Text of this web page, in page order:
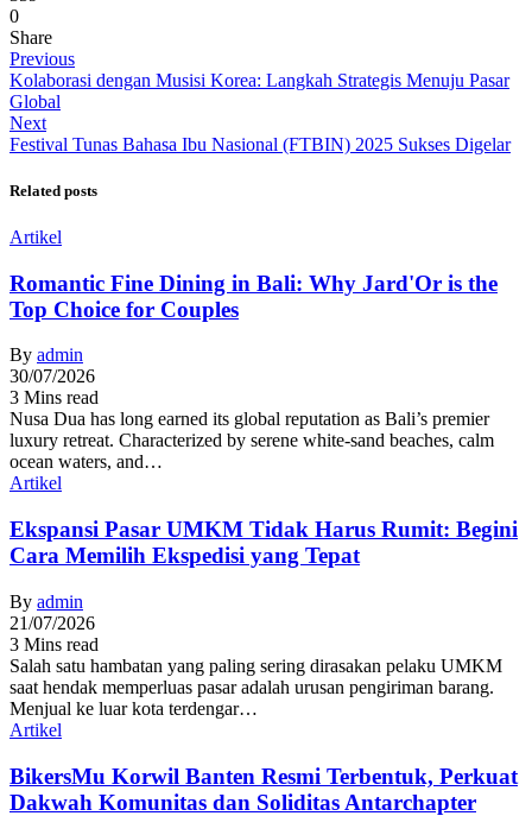
0
Share
Previous
Kolaborasi dengan Musisi Korea: Langkah Strategis Menuju Pasar
Global
Next
Festival Tunas Bahasa Ibu Nasional (FTBIN) 2025 Sukses Digelar
Related posts
Artikel
Romantic Fine Dining in Bali: Why Jard'Or is the
Top Choice for Couples
By admin
30/07/2026
3 Mins read
Nusa Dua has long earned its global reputation as Bali’s premier
luxury retreat. Characterized by serene white-sand beaches, calm
ocean waters, and…
Artikel
Ekspansi Pasar UMKM Tidak Harus Rumit: Begini
Cara Memilih Ekspedisi yang Tepat
By admin
21/07/2026
3 Mins read
Salah satu hambatan yang paling sering dirasakan pelaku UMKM
saat hendak memperluas pasar adalah urusan pengiriman barang.
Menjual ke luar kota terdengar…
Artikel
BikersMu Korwil Banten Resmi Terbentuk, Perkuat
Dakwah Komunitas dan Soliditas Antarchapter